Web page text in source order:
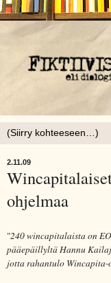
2.11.09
ohjelmaa
"240 wincapitalaista on
pääepäillyltä Hannu
jotta rahantulo Wincapita-